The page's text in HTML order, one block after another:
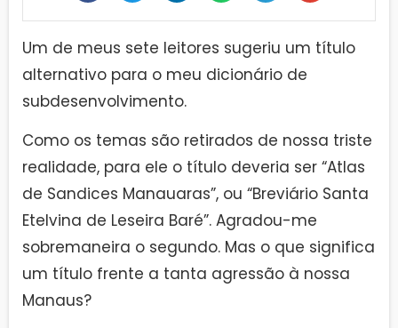
Um de meus sete leitores sugeriu um título
alternativo para o meu dicionário de
subdesenvolvimento.
Como os temas são retirados de nossa triste
realidade, para ele o título deveria ser “Atlas
de Sandices Manauaras”, ou “Breviário Santa
Etelvina de Leseira Baré”. Agradou-me
sobremaneira o segundo. Mas o que significa
um título frente a tanta agressão à nossa
Manaus?